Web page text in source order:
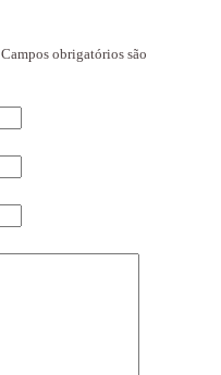
Campos obrigatórios são